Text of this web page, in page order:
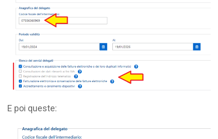
E poi queste: